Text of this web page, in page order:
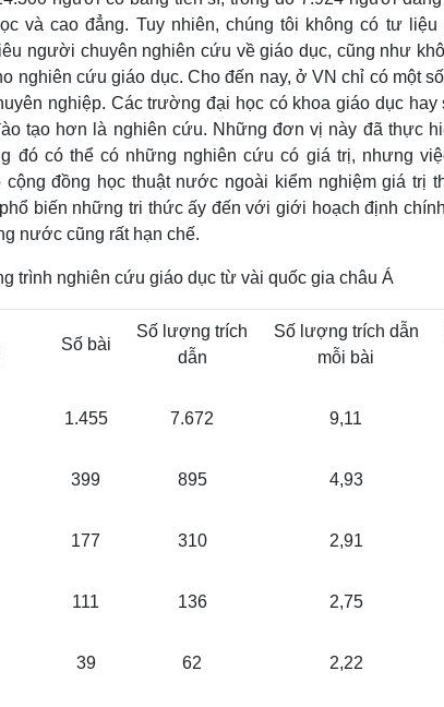
và cao đẳng. Tuy nhiên, chúng tôi không có tư liệu
người chuyên nghiên cứu về giáo dục, cũng như
nghiên cứu giáo dục. Cho đến nay, ở VN chỉ có một
nghiệp. Các trường đại học có khoa giáo dục hay
tạo hơn là nghiên cứu. Những đơn vị này đã thực
đó có thể có những nghiên cứu có giá trị, nhưng
đồng học thuật nước ngoài kiểm nghiệm giá trị
biến những tri thức ấy đến với giới hoạch định
nước cũng rất hạn chế.
trình nghiên cứu giáo dục từ vài quốc gia châu Á
Số bài
Số lượng trích
dẫn
Số lượng trích dẫn
mỗi bài
1.455 7.672 9,11
399 895 4,93
177 310 2,91
111 136 2,75
39 62 2,22